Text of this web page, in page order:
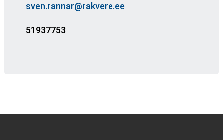
sven.rannar@rakvere.ee
51937753